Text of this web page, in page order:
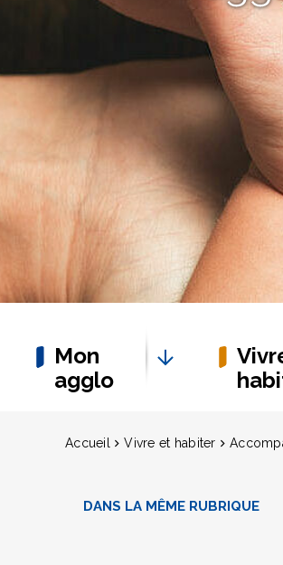
Mon
agglo
Accueil Vivre et habiter
DANS LA MÊME RUBRIQUE